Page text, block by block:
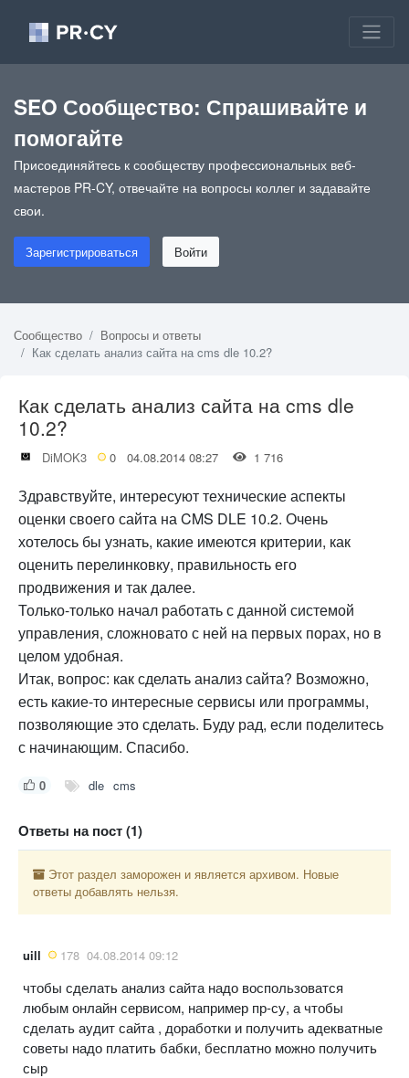
SEO Сообщество: Спрашивайте и
помогайте
Присоединяйтесь к сообществу профессиональных веб-
мастеров PR-CY, отвечайте на вопросы коллег и задавайте
свои.
Зарегистрироваться Войти
Сообщество
Вопросы и ответы
Как сделать анализ сайта на cms dle 10.2?
Как сделать анализ сайта на cms dle
10.2?
DiMOK3 0 04.08.2014 08:27 1 716
Здравствуйте, интересуют технические аспекты
оценки своего сайта на CMS DLE 10.2. Очень
хотелось бы узнать, какие имеются критерии, как
оценить перелинковку, правильность его
продвижения и так далее.
Только-только начал работать с данной системой
управления, сложновато с ней на первых порах, но в
целом удобная.
Итак, вопрос: как сделать анализ сайта? Возможно,
есть какие-то интересные сервисы или программы,
позволяющие это сделать. Буду рад, если поделитесь
с начинающим. Спасибо.
0 dle cms
Ответы на пост (1)
Этот раздел заморожен и является архивом. Новые
ответы добавлять нельзя.
uill 178 04.08.2014 09:12
чтобы сделать анализ сайта надо воспользоватся
любым онлайн сервисом, например пр-су, а чтобы
сделать аудит сайта , доработки и получить адекватные
советы надо платить бабки, бесплатно можно получить
сыр